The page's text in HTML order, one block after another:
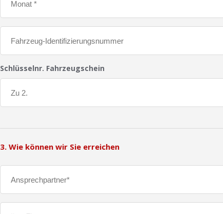
Schlüsselnr. Fahrzeugschein
3. Wie können wir Sie erreichen